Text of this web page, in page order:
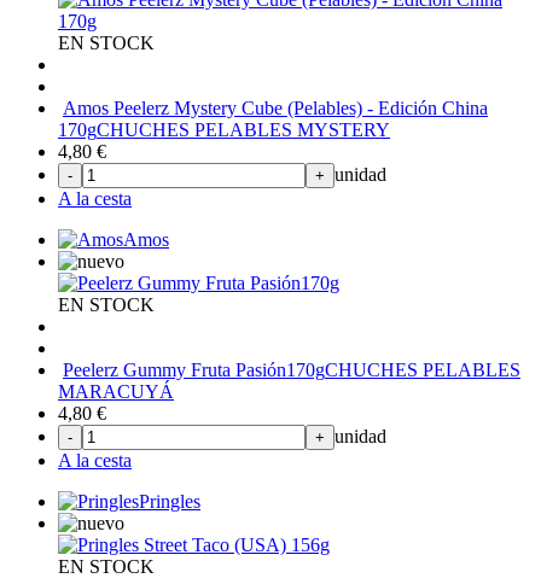
EN STOCK
Amos Peelerz Mystery Cube (Pelables) - Edición China
170gCHUCHES PELABLES MYSTERY
4,80 €
- + unidad
A la cesta
Amos
EN STOCK
Peelerz Gummy Fruta Pasión170gCHUCHES PELABLES
MARACUYÁ
4,80 €
- + unidad
A la cesta
Pringles
EN STOCK